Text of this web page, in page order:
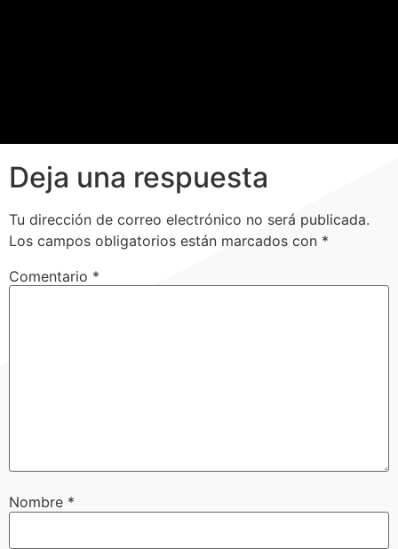
Deja una respuesta
Tu dirección de correo electrónico no será publicada.
Los campos obligatorios están marcados con *
Comentario *
Nombre *